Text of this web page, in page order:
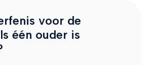
voor de
één ouder is